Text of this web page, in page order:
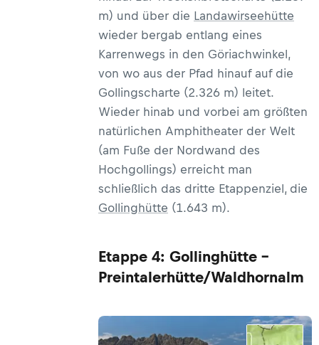
m) und über die Landawirseehütte
wieder bergab entlang eines
Karrenwegs in den Göriachwinkel,
von wo aus der Pfad hinauf auf die
Gollingscharte (2.326 m) leitet.
Wieder hinab und vorbei am größten
natürlichen Amphitheater der Welt
(am Fuße der Nordwand des
Hochgollings) erreicht man
schließlich das dritte Etappenziel, die
Gollinghütte (1.643 m).
Etappe 4: Gollinghütte -
Preintalerhütte/Waldhornalm